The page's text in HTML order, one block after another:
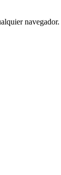
navegador.